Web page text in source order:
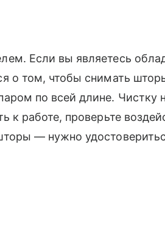
Если вы являетесь
о том, чтобы снимать
по всей длине. Чистку
к работе, проверьте
— нужно